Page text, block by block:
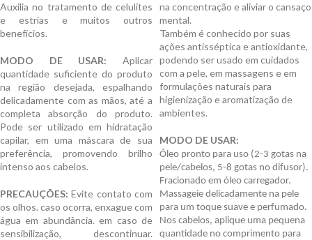
Auxilia no tratamento de celulites
e estrias e muitos outros
benefícios.
MODO DE USAR: Aplicar
quantidade suficiente do produto
na região desejada, espalhando
delicadamente com as mãos, até a
completa absorção do produto.
Pode ser utilizado em hidratação
capilar, em uma máscara de sua
preferência, promovendo brilho
intenso aos cabelos.
PRECAUÇÕES: Evite contato com
os olhos. caso ocorra, enxague com
água em abundância. em caso de
sensibilização, descontinuar.
na concentração e aliviar o cansaço
mental.
Também é conhecido por suas
ações antisséptica e antioxidante,
podendo ser usado em cuidados
com a pele, em massagens e em
formulações naturais para
higienização e aromatização de
ambientes.
MODO DE USAR:
Óleo pronto para uso (2-3 gotas na
pele/cabelos, 5-8 gotas no difusor).
Fracionado em óleo carregador.
Massageie delicadamente na pele
para um toque suave e perfumado.
Nos cabelos, aplique uma pequena
quantidade no comprimento para